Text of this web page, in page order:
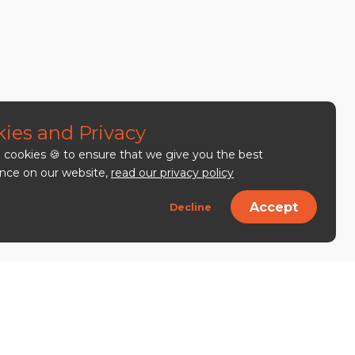
and Privacy
cookies 🍪 to ensure that we give you the best
on our website, read our privacy policy
Decline Accept